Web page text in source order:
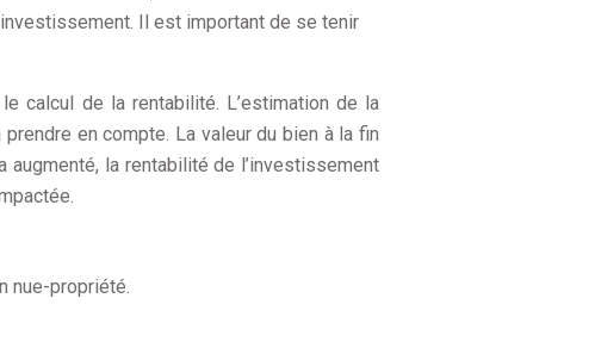
Il est important de se tenir
calcul de la rentabilité. L’estimation de la
en compte. La valeur du bien à la fin
augmenté, la rentabilité de l’investissement
nue-propriété.